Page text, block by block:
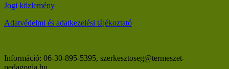
Jogi közlemény
Adatvédelmi és adatkezelési tájékoztató
Információ: 06-30-895-5395, szerkesztoseg@termeszet-